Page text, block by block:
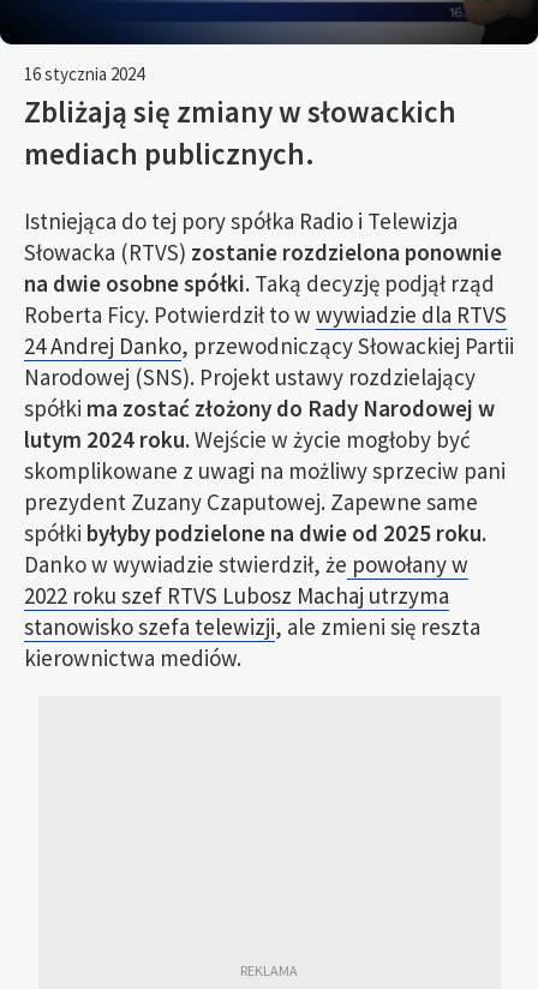
16 stycznia 2024
Zbliżają się zmiany w słowackich
mediach publicznych.
Istniejąca do tej pory spółka Radio i Telewizja
Słowacka (RTVS) zostanie rozdzielona ponownie
na dwie osobne spółki. Taką decyzję podjął rząd
Roberta Ficy. Potwierdził to w wywiadzie dla RTVS
24 Andrej Danko, przewodniczący Słowackiej Partii
Narodowej (SNS). Projekt ustawy rozdzielający
spółki ma zostać złożony do Rady Narodowej w
lutym 2024 roku.Wejście w życie mogłoby być
skomplikowane z uwagi na możliwy sprzeciw pani
prezydent Zuzany Czaputowej. Zapewne same
spółki byłyby podzielone na dwie od 2025 roku.
Danko w wywiadzie stwierdził, że powołany w
2022 roku szef RTVS Lubosz Machaj utrzyma
stanowisko szefa telewizji, ale zmieni się reszta
kierownictwa mediów.